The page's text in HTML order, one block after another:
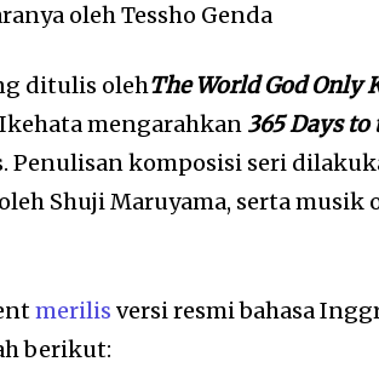
oleh Tessho Genda
ditulis olehThe World God Only
mengarahkan 365 Days to
Penulisan komposisi seri
Shuji Maruyama, serta musik
merilis versi resmi bahasa
berikut: